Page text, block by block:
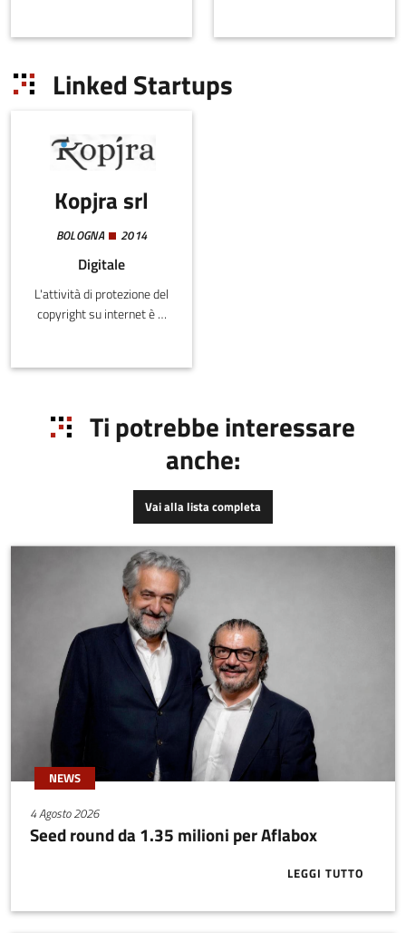
favorire la crescita
attr
oggi conta un NETWORK
Linked Startups
Kopjra srl
BOLOGNA 2014
Digitale
L'attività di protezione del
copyright su internet è al
sta acquisendo le
per espandersi nei
mercati della tutela del
del brevetto e della tutela
della privacy.
Ti potrebbe interessare
anche:
Vai alla lista completa
NEWS
4 Agosto 2026
Seed round da 1.35 milioni per Aflabox
LEGGI TUTTOABOUT SEED